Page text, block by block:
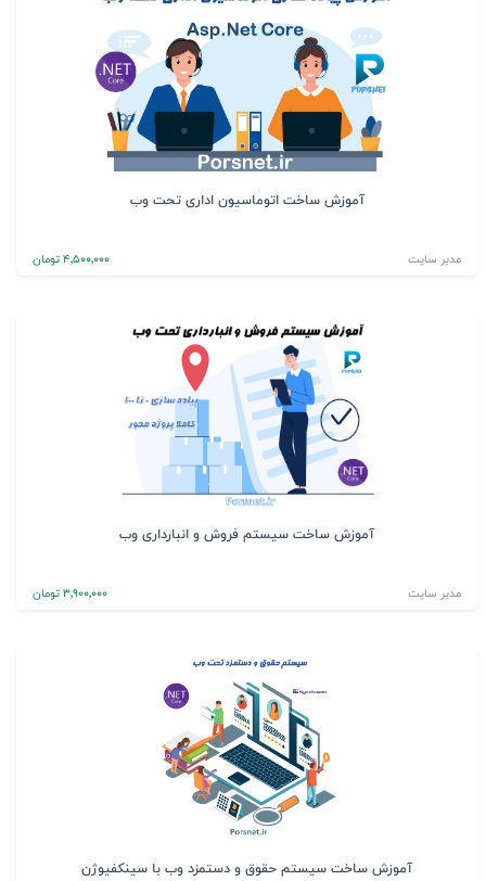
آموزش ساخت اتوماسیون اداری تحت وب
مدیر سایت 4٬500٬000 تومان
آموزش ساخت سیستم فروش و انبارداری وب
مدیر سایت 3٬900٬000 تومان
آموزش ساخت سیستم حقوق و دستمزد وب با سینکفیوژن